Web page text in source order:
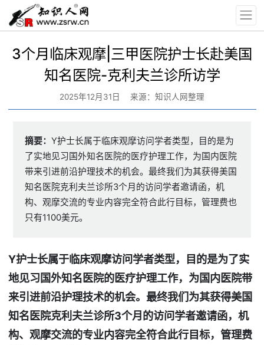
3个月临床观摩|三甲医院护士长赴美国
知名医院-克利夫兰诊所访学
2025年12月31日 来源：知识人网整理
摘要：Y护士长属于临床观摩访问学者类型，目的是为
了实地见习国外知名医院的医疗护理工作，为国内医院
带来引进前沿护理技术的机会。最终我们为其获得美国
知名医院克利夫兰诊所3个月的访问学者邀请函，机
构、观摩交流的专业内容完全符合此行目标，管理费也
只有1100美元。
Y护士长属于临床观摩访问学者类型，目的是为了实
地见习国外知名医院的医疗护理工作，为国内医院带
来引进前沿护理技术的机会。最终我们为其获得美国
知名医院克利夫兰诊所3个月的访问学者邀请函，机
构、观摩交流的专业内容完全符合此行目标，管理费